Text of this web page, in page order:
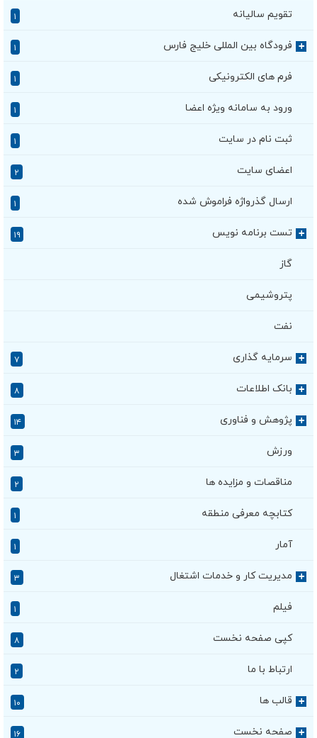
تقویم سالیانه
+ فرودگاه بین المللی خلیج فارس
فرم های الکترونیکی
ورود به سامانه ویژه اعضا
ثبت نام در سایت
اعضای سایت ۲
ارسال گذرواژه فراموش شده
+ تست برنامه نویس ۱۹
گاز
پتروشیمی
نفت
+ سرمایه گذاری ۷
+ بانک اطلاعات ۸
+ پژوهش و فناوری ۱۴
ورزش ۳
مناقصات و مزایده ها ۲
کتابچه معرفی منطقه
آمار
+ مدیریت کار و خدمات اشتغال ۳
فیلم
کپی صفحه نخست ۸
ارتباط با ما ۲
+ قالب ها ۱۰
+ صفحه نخست ۱۶